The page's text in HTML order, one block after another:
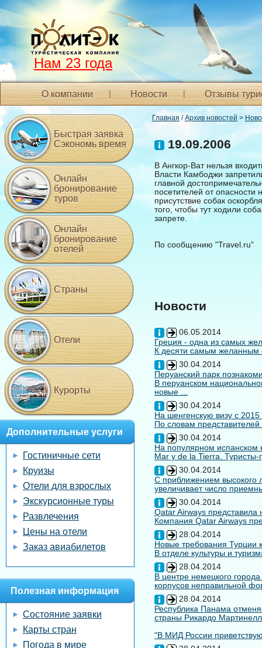
Нам 23 года
О компании Новости Отзывы
Главная /Архив новостей >
19.09.2006
В Ангкор-Ват нельзя
Власти Камбоджи
главной
посетителей от опасности
присутствие собак
того, чтобы тут ходили
запрете.
По сообщению "Travel.ru"
Новости
06.05.2014
Греция - одна из самых
К десяти самым желанным
30.04.2014
Перуанский парк
В перуанском
новые ...
30.04.2014
На шенгенскую визу с 2015
По словам
30.04.2014
На популярном испанском
Mar y de la Tierra. Туристы-
30.04.2014
С приближением высокого
увеличивает число
30.04.2014
Qatar Airways
Компания Qatar Airways
28.04.2014
Новые требования Турции
В отделе культуры и
28.04.2014
В центре немецкого
корпусов неправильной
28.04.2014
Республика Панама
страны Рикардо
"В МИД России
Быстрая заявка
Сэкономь время
Онлайн
бронирование
туров
Онлайн
бронирование
отелей
Страны
Отели
Курорты
Дополнительные услуги
Гостиничные сети
Круизы
Отели для взрослых
Экскурсионные туры
Развлечения
Цены на отели
Заказ авиабилетов
Полезная информация
Состояние заявки
Карты стран
Погода в мире